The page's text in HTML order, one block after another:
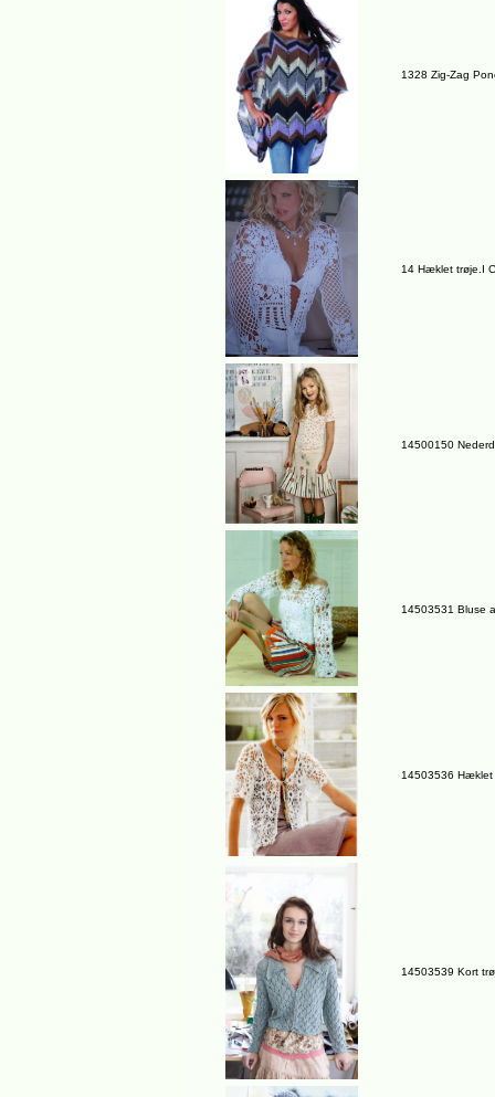
1328 Zig-Zag
14 Hæklet trøje.I
14500150
14503531 Bluse
14503536 Hæklet
14503539 Kort